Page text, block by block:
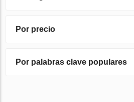
Por precio
Por palabras clave populares